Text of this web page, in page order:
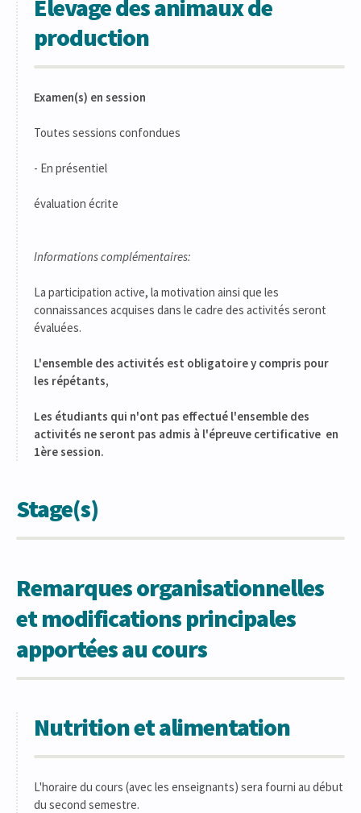
Elevage des animaux de
production
Examen(s) en session
Toutes sessions confondues
- En présentiel
évaluation écrite
Informations complémentaires:
La participation active, la motivation ainsi que les
connaissances acquises dans le cadre des activités seront
évaluées.
L'ensemble des activités est obligatoire y compris pour
les répétants,
Les étudiants qui n'ont pas effectué l'ensemble des
activités ne seront pas admis à l'épreuve certificative en
1ère session.
Stage(s)
Remarques organisationnelles
et modifications principales
apportées au cours
Nutrition et alimentation
L'horaire du cours (avec les enseignants) sera fourni au début
du second semestre.